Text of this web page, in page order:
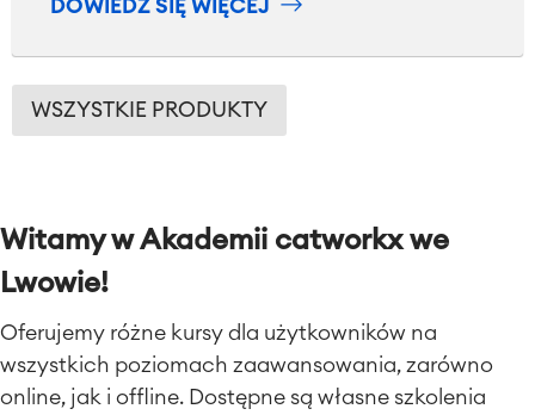
DOWIEDZ SIĘ WIĘCEJ
WSZYSTKIE PRODUKTY
Witamy w Akademii catworkx we
Lwowie!
Oferujemy różne kursy dla użytkowników na
wszystkich poziomach zaawansowania, zarówno
online, jak i offline. Dostępne są własne szkolenia